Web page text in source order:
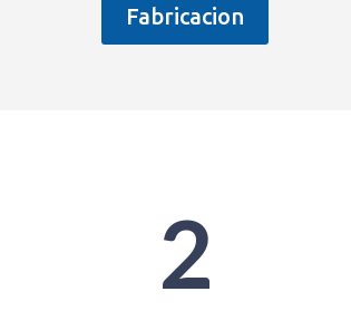
Fabricacion
2